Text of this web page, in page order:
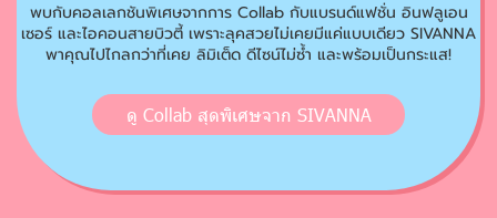
พบกับคอลเลกชันพิเศษจากการ Collab กับแบรนด์แฟชั่น อินฟลูเอน
เซอร์ และไอคอนสายบิวตี้ เพราะลุคสวยไม่เคยมีแค่แบบเดียว SIVANNA
พาคุณไปไกลกว่าที่เคย ลิมิเต็ด ดีไซน์ไม่ซ้ำ และพร้อมเป็นกระแส!
ดู Collab สุดพิเศษจาก SIVANNA